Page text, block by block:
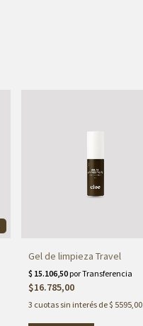
Gel de limpieza Travel
$16.785,00
3 cuotas sin interés de$ 5595,00